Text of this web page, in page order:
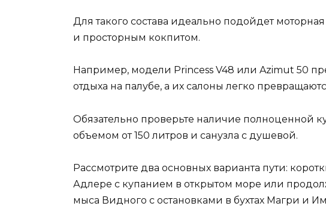
Для такого состава идеально подойдет
и просторным кокпитом.
Например, модели Princess V48 или Azimut 50
отдыха на палубе, а их салоны легко
Обязательно проверьте наличие полноценной
объемом от 150 литров и санузла с душевой.
Рассмотрите два основных варианта пути:
Адлере с купанием в открытом море или
мыса Видного с остановками в бухтах Магри и